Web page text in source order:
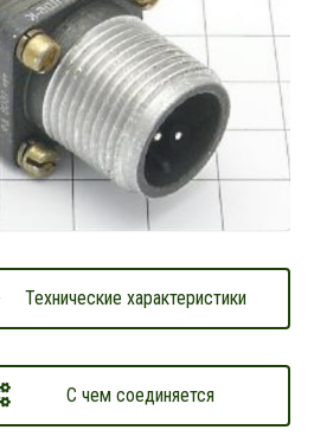
Технические характеристики
С чем соединяется